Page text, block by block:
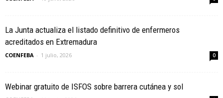
La Junta actualiza el listado definitivo de enfermeros
acreditados en Extremadura
COENFEBA - 1 julio, 2026 0
Webinar gratuito de ISFOS sobre barrera cutánea y sol